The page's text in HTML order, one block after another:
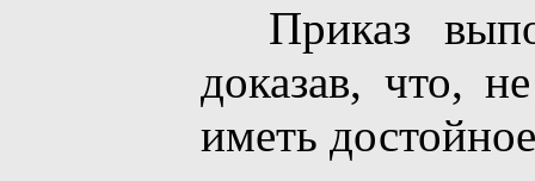
Приказ
доказав, что,
иметь